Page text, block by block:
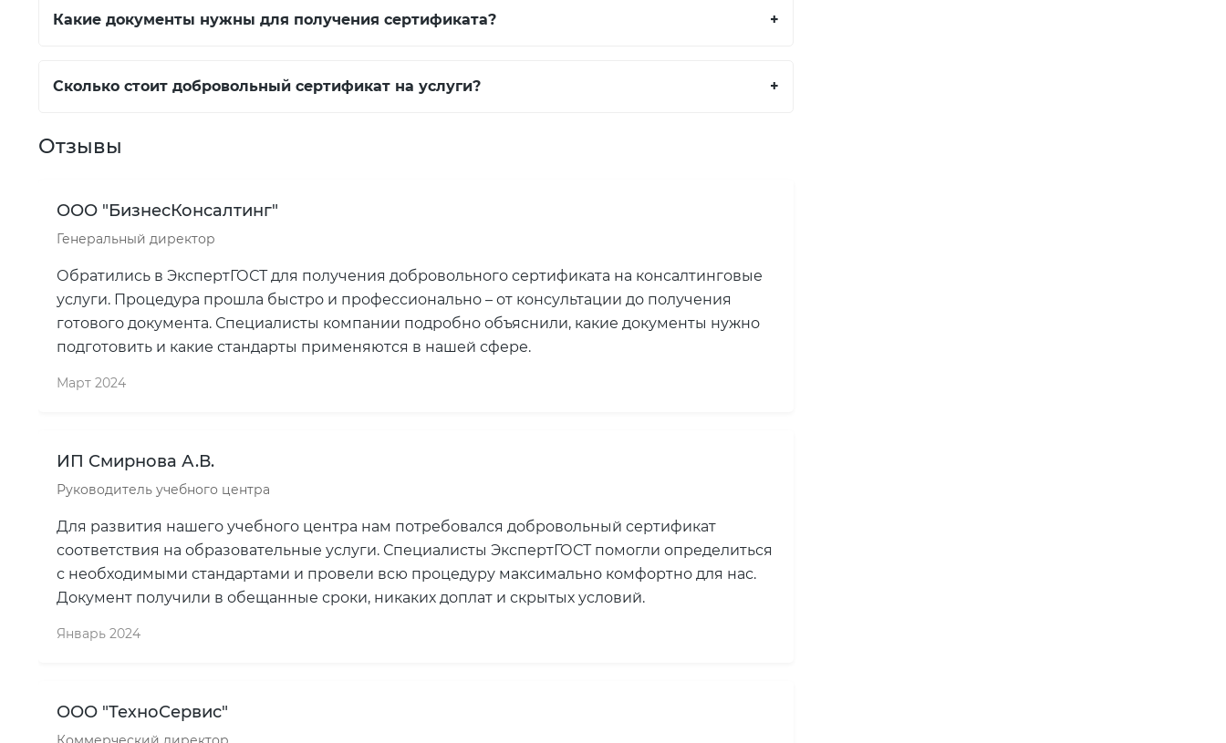
Какие документы нужны для получения сертификата? +
Сколько стоит добровольный сертификат на услуги? +
Отзывы
ООО "БизнесКонсалтинг"
Генеральный директор
Обратились в ЭкспертГОСТ для получения добровольного сертификата на консалтинговые
услуги. Процедура прошла быстро и профессионально – от консультации до получения
готового документа. Специалисты компании подробно объяснили, какие документы нужно
подготовить и какие стандарты применяются в нашей сфере.
Март 2024
ИП Смирнова А.В.
Руководитель учебного центра
Для развития нашего учебного центра нам потребовался добровольный сертификат
соответствия на образовательные услуги. Специалисты ЭкспертГОСТ помогли определиться
с необходимыми стандартами и провели всю процедуру максимально комфортно для нас.
Документ получили в обещанные сроки, никаких доплат и скрытых условий.
Январь 2024
ООО "ТехноСервис"